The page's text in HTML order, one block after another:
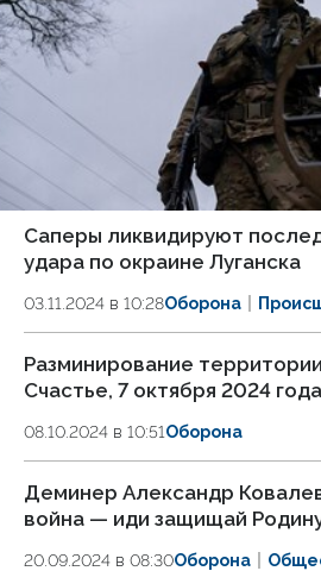
Саперы ликвидируют
удара по окраине Луганска
03.11.2024 в 10:28Оборона
Разминирование
Счастье, 7 октября 2024 года
08.10.2024 в 10:51Оборона
Деминер Александр
война — иди защищай
20.09.2024 в 08:30Оборона